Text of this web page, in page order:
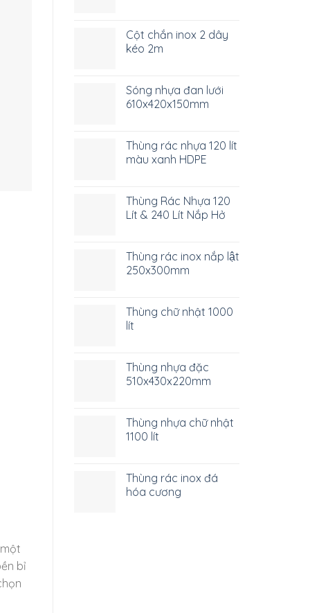
bỉ
Cột chắn inox 2 dây
kéo 2m
Sóng nhựa đan lưới
610x420x150mm
Thùng rác nhựa 120 lít
màu xanh HDPE
Thùng Rác Nhựa 120
Lít & 240 Lít Nắp Hở
Thùng rác inox nắp lật
250x300mm
Thùng chữ nhật 1000
lít
Thùng nhựa đặc
510x430x220mm
Thùng nhựa chữ nhật
1100 lít
Thùng rác inox đá
hóa cương